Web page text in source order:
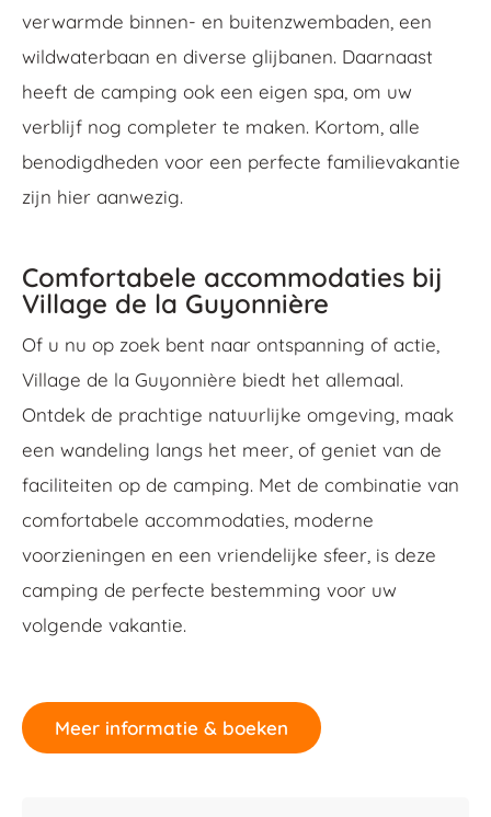
verwarmde binnen- en buitenzwembaden, een
wildwaterbaan en diverse glijbanen. Daarnaast
heeft de camping ook een eigen spa, om uw
verblijf nog completer te maken. Kortom, alle
benodigdheden voor een perfecte familievakantie
zijn hier aanwezig.
Comfortabele accommodaties bij
Village de la Guyonnière
Of u nu op zoek bent naar ontspanning of actie,
Village de la Guyonnière biedt het allemaal.
Ontdek de prachtige natuurlijke omgeving, maak
een wandeling langs het meer, of geniet van de
faciliteiten op de camping. Met de combinatie van
comfortabele accommodaties, moderne
voorzieningen en een vriendelijke sfeer, is deze
camping de perfecte bestemming voor uw
volgende vakantie.
Meer informatie & boeken